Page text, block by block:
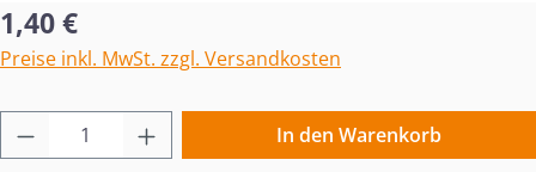
Regulärer Preis:
1,40 €
Preise inkl. MwSt. zzgl. Versandkosten
Produkt Anzahl: Gib den gewünschten
In den Warenkorb